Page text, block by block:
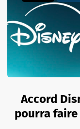
Accord
pourra faire